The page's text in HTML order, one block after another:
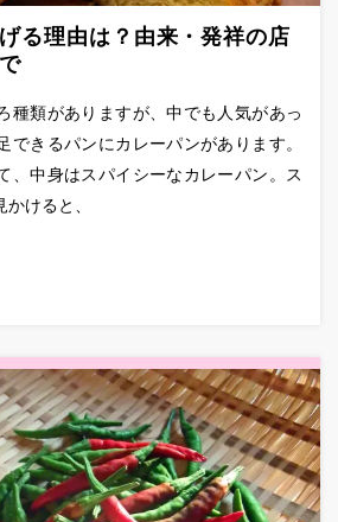
る理由は？由来・発祥の店
種類がありますが、中でも人気があっ
できるパンにカレーパンがあります。
、中身はスパイシーなカレーパン。ス
けると、